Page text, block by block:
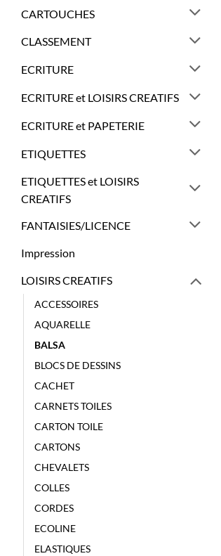
CARTOUCHES
CLASSEMENT
ECRITURE
ECRITURE et LOISIRS CREATIFS
ECRITURE et PAPETERIE
ETIQUETTES
ETIQUETTES et LOISIRS
CREATIFS
FANTAISIES/LICENCE
Impression
LOISIRS CREATIFS
ACCESSOIRES
AQUARELLE
BALSA
BLOCS DE DESSINS
CACHET
CARNETS TOILES
CARTON TOILE
CARTONS
CHEVALETS
COLLES
CORDES
ECOLINE
ELASTIQUES
LOISIRS CREATIFS
COUL A L’HUILE 40ML JAUNE
COULEUR A L’HUILE
8,84€